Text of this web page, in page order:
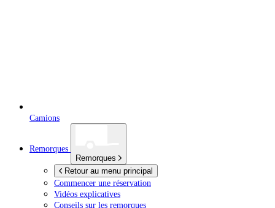
Camions
Remorques
Remorques
Retour au menu principal
Commencer une réservation
Vidéos explicatives
Conseils sur les remorques